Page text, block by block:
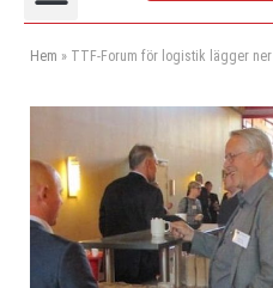
Hem » TTF-Forum för logistik lägger ner